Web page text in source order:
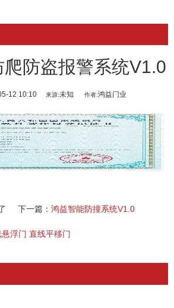
防盗报警系统V1.0
12 10:10 来源:未知 作者:鸿益门业
下一篇： 鸿益智能防撞系统V1.0
浮门 直线平移门